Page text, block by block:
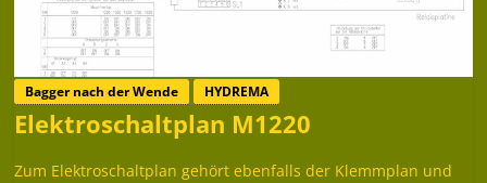
Bagger nach der Wende HYDREMA
Elektroschaltplan M1220
Zum Elektroschaltplan gehört ebenfalls der Klemmplan und